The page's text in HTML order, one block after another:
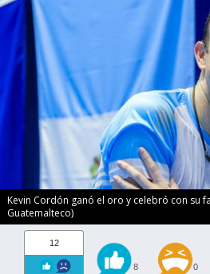
Kevin Cordón ganó el oro y celebró con su
Guatemalteco)
12
8 0